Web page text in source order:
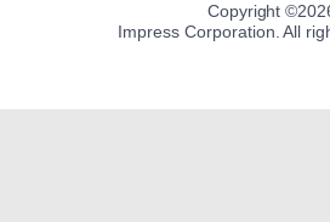
Copyright ©
Impress Corporation. All